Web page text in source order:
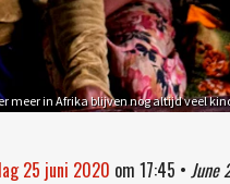
meer in Afrika blijven nog altijd veel
25 juni 2020 om 17:45 • June